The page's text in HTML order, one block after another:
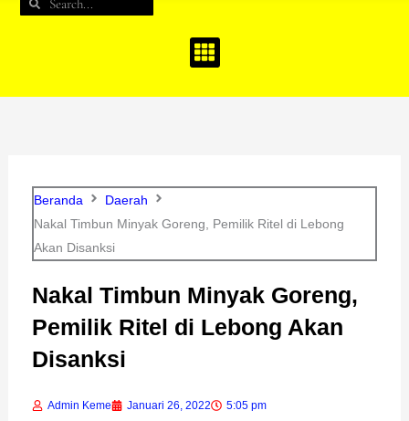
Beranda
Daerah
Nakal Timbun Minyak Goreng, Pemilik Ritel di Lebong
Akan Disanksi
Nakal Timbun Minyak Goreng,
Pemilik Ritel di Lebong Akan
Disanksi
Admin Keme Januari 26, 2022 5:05 pm